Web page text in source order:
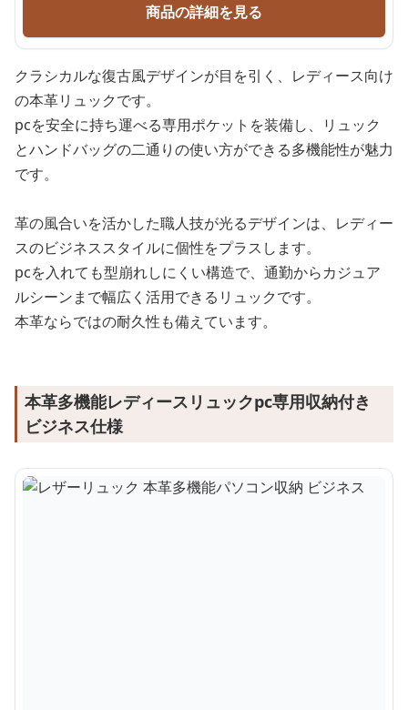
商品の詳細を見る
クラシカルな復古風デザインが目を引く、レディース向け
の本革リュックです。
pcを安全に持ち運べる専用ポケットを装備し、リュック
とハンドバッグの二通りの使い方ができる多機能性が魅力
です。
革の風合いを活かした職人技が光るデザインは、レディー
スのビジネススタイルに個性をプラスします。
pcを入れても型崩れしにくい構造で、通勤からカジュア
ルシーンまで幅広く活用できるリュックです。
本革ならではの耐久性も備えています。
本革多機能レディースリュックpc専用収納付き
ビジネス仕様